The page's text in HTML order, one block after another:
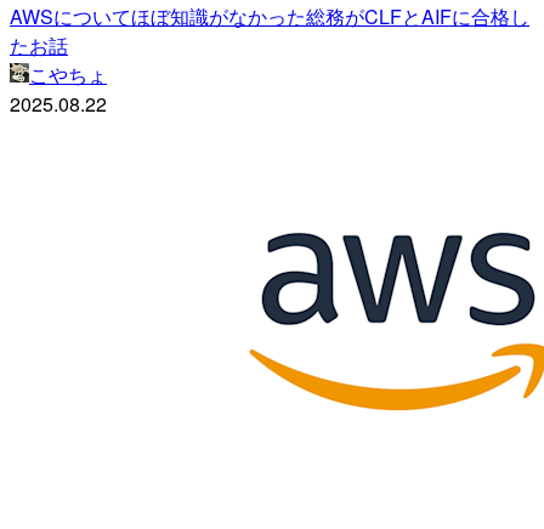
AWSについてほぼ知識がなかった総務がCLFとAIFに合格し
たお話
こやちょ
2025.08.22